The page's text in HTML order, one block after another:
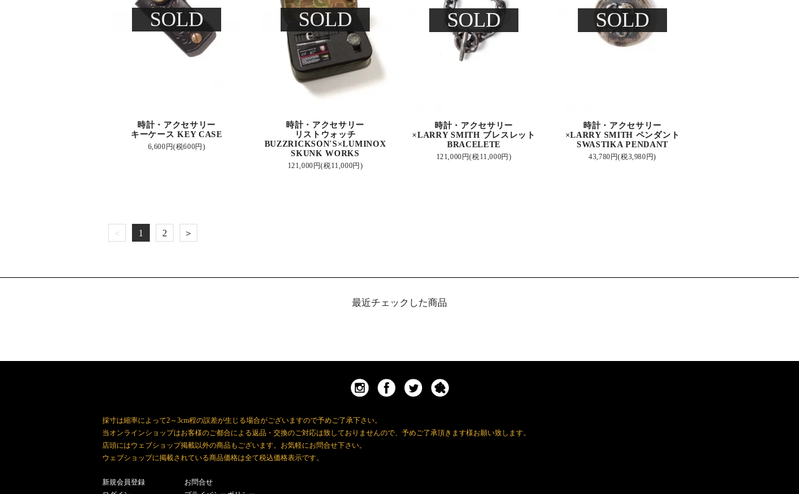
SOLD
時計・アクセサリー
キーケース KEY CASE
6,600円(税600円)
SOLD
時計・アクセサリー
リストウォッチ
BUZZRICKSON'S×LUMINOX
SKUNK WORKS
121,000円(税11,000円)
SOLD
時計・アクセサリー
×LARRY SMITH ブレスレット
BRACELETE
121,000円(税11,000円)
SOLD
時計・アクセサリー
×LARRY SMITH ペンダント
SWASTIKA PENDANT
43,780円(税3,980円)
＜ 1 2 ＞
最近チェックした商品
採寸は縮率によって2～3cm程の誤差が生じる場合がございますので予めご了承下さい。
当オンラインショップはお客様のご都合による返品・交換のご対応は致しておりませんので、予めご了承頂きます様お願い致します。
店頭にはウェブショップ掲載以外の商品もございます。お気軽にお問合せ下さい。
ウェブショップに掲載されている商品価格は全て税込価格表示です。
新規会員登録
お問合せ